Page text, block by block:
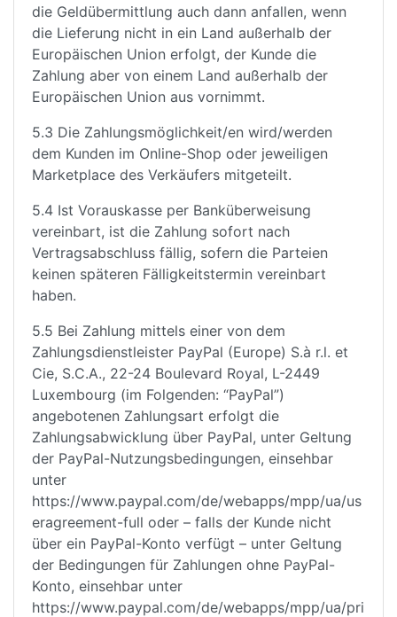
die Geldübermittlung auch dann anfallen, wenn
die Lieferung nicht in ein Land außerhalb der
Europäischen Union erfolgt, der Kunde die
Zahlung aber von einem Land außerhalb der
Europäischen Union aus vornimmt.
5.3 Die Zahlungsmöglichkeit/en wird/werden
dem Kunden im Online-Shop oder jeweiligen
Marketplace des Verkäufers mitgeteilt.
5.4 Ist Vorauskasse per Banküberweisung
vereinbart, ist die Zahlung sofort nach
Vertragsabschluss fällig, sofern die Parteien
keinen späteren Fälligkeitstermin vereinbart
haben.
5.5 Bei Zahlung mittels einer von dem
Zahlungsdienstleister PayPal (Europe) S.à r.l. et
Cie, S.C.A., 22-24 Boulevard Royal, L-2449
Luxembourg (im Folgenden: “PayPal”)
angebotenen Zahlungsart erfolgt die
Zahlungsabwicklung über PayPal, unter Geltung
der PayPal-Nutzungsbedingungen, einsehbar
unter
https://www.paypal.com/de/webapps/mpp/ua/us
eragreement-full oder – falls der Kunde nicht
über ein PayPal-Konto verfügt – unter Geltung
der Bedingungen für Zahlungen ohne PayPal-
Konto, einsehbar unter
https://www.paypal.com/de/webapps/mpp/ua/pri